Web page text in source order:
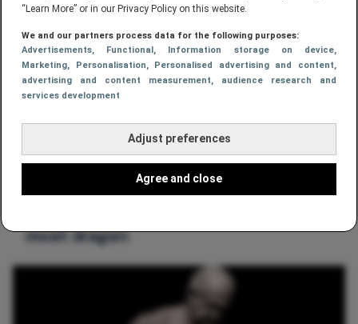
“Learn More” or in our Privacy Policy on this website.
We and our partners process data for the following purposes:
Advertisements, Functional, Information storage on device,
Marketing, Personalisation, Personalised advertising and content,
advertising and content measurement, audience research and
services development
Adjust preferences
Agree and close
moet dragen